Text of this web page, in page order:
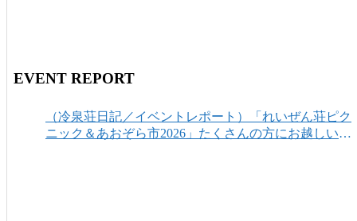
EVENT REPORT
（冷泉荘日記／イベントレポート）「れいぜん荘ピク
ニック＆あおぞら市2026」たくさんの方にお越しいた